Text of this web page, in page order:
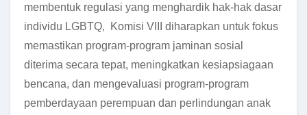
membentuk regulasi yang menghardik hak-hak dasar
individu LGBTQ, Komisi VIII diharapkan untuk fokus
memastikan program-program jaminan sosial
diterima secara tepat, meningkatkan kesiapsiagaan
bencana, dan mengevaluasi program-program
pemberdayaan perempuan dan perlindungan anak